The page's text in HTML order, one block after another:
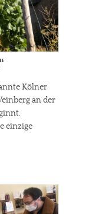
Kölner
an der
einzige